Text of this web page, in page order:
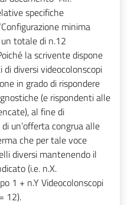
specifiche
minima
totale di n.12
la scrivente dispone
diversi videocolonscopi
in grado di rispondere
(e rispondenti alle
al fine di
un’offerta congrua alle
che per tale voce
diversi mantenendo il
(i.e. n.X.
1 + n.Y Videocolonscopi
12).